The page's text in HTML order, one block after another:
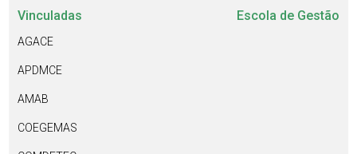
Vinculadas
AGACE
APDMCE
AMAB
COEGEMAS
Escola de Gestão